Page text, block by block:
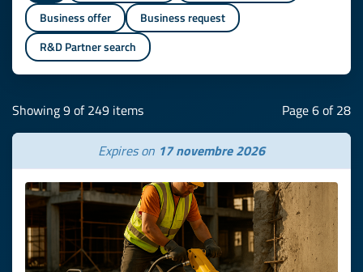
Business offer
Business request
R&D Partner search
Showing 9 of 249 items Page 6 of 28
Expires on 17 novembre 2026